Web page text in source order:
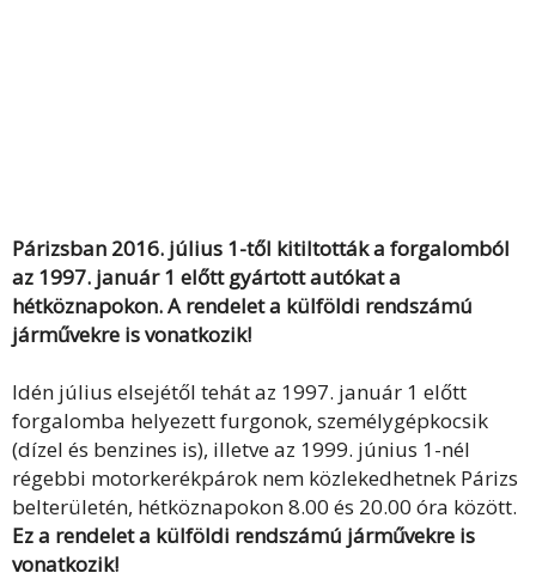
Párizsban 2016. július 1-től kitiltották a forgalomból
az 1997. január 1 előtt gyártott autókat a
hétköznapokon. A rendelet a külföldi rendszámú
járművekre is vonatkozik!
Idén július elsejétől tehát az 1997. január 1 előtt
forgalomba helyezett furgonok, személygépkocsik
(dízel és benzines is), illetve az 1999. június 1-nél
régebbi motorkerékpárok nem közlekedhetnek Párizs
belterületén, hétköznapokon 8.00 és 20.00 óra között.
Ez a rendelet a külföldi rendszámú járművekre is
vonatkozik!